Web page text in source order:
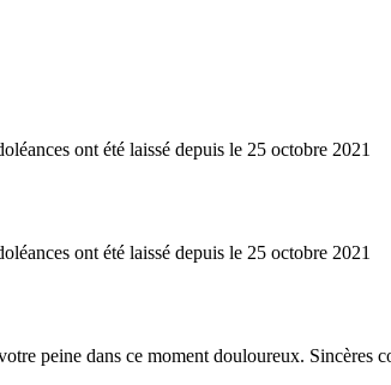
ont été laissé depuis le 25 octobre 2021
ont été laissé depuis le 25 octobre 2021
peine dans ce moment douloureux. Sincères